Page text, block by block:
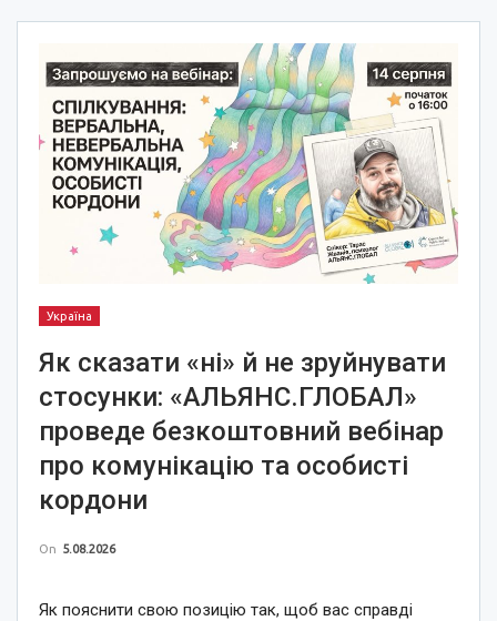
Україна
Як сказати «ні» й не зруйнувати
стосунки: «АЛЬЯНС.ГЛОБАЛ»
проведе безкоштовний вебінар
про комунікацію та особисті
кордони
On 5.08.2026
Як пояснити свою позицію так, щоб вас справді